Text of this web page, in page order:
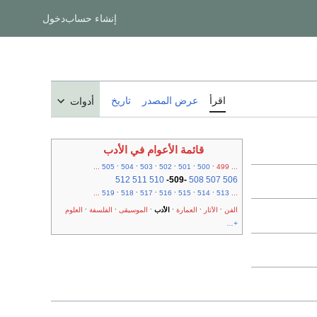
إنشاء حسابدخول
اقرأ عرض المصدر تاريخ أدوات
قائمة الأعوام في الأدب
...
499
500
501
502
503
504
505
...
506
507
508
-
509
-
510
511
512
...
513
514
515
516
517
518
519
...
الفن الآثار العمارة الأدب الموسيقى الفلسفة
العلوم
+...